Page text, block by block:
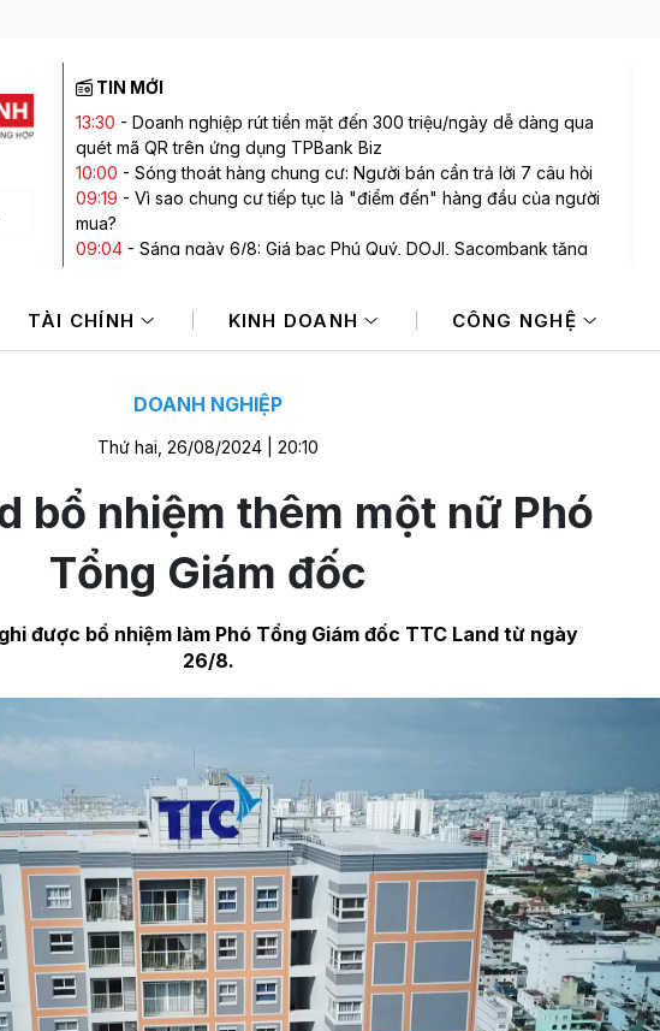
TIN MỚI
13:30 - Doanh nghiệp rút tiền mặt đến 300 triệu/ngày dễ dàng qua
quét mã QR trên ứng dụng TPBank Biz
10:00 - Sóng thoát hàng chung cư: Người bán cần trả lời 7 câu hỏi
09:19 - Vì sao chung cư tiếp tục là "điểm đến" hàng đầu của người
mua?
09:04 - Sáng ngày 6/8: Giá bạc Phú Quý, DOJI, Sacombank tăng
Đông vẫn khó đoán
08:25-Dow Jones đạt đỉnh mới nhờ diễn biến tích cực tại Trung
TÀI CHÍNH KINH DOANH CÔNG NGHỆ
DOANH NGHIỆP
Thứ hai, 26/08/2024 | 20:10
bổ nhiệm thêm một nữ Phó
Tổng Giám đốc
được bổ nhiệm làm Phó Tổng Giám đốc TTC Land từ ngày
26/8.